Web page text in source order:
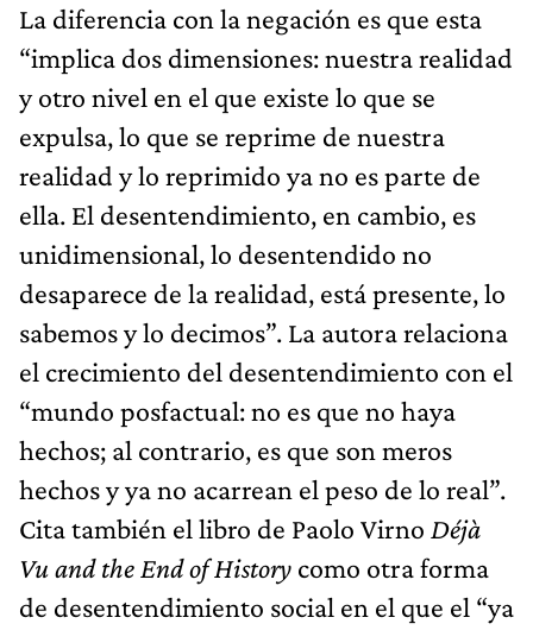
La diferencia con la negación es que esta
“implica dos dimensiones: nuestra realidad
y otro nivel en el que existe lo que se
expulsa, lo que se reprime de nuestra
realidad y lo reprimido ya no es parte de
ella. El desentendimiento, en cambio, es
unidimensional, lo desentendido no
desaparece de la realidad, está presente, lo
sabemos y lo decimos”. La autora relaciona
el crecimiento del desentendimiento con el
“mundo posfactual: no es que no haya
hechos; al contrario, es que son meros
hechos y ya no acarrean el peso de lo real”.
Cita también el libro de Paolo Virno Déjà
Vu and the End of History como otra forma
de desentendimiento social en el que el “ya